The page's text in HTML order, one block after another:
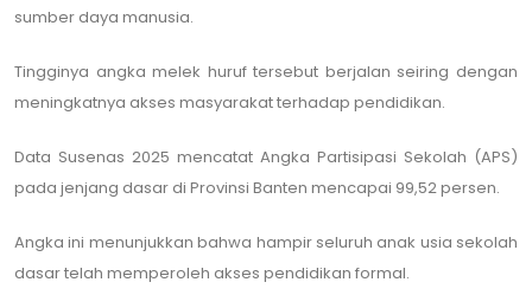
sumber daya manusia.
Tingginya angka melek huruf tersebut berjalan seiring dengan
meningkatnya akses masyarakat terhadap pendidikan.
Data Susenas 2025 mencatat Angka Partisipasi Sekolah (APS)
pada jenjang dasar di Provinsi Banten mencapai 99,52 persen.
Angka ini menunjukkan bahwa hampir seluruh anak usia sekolah
dasar telah memperoleh akses pendidikan formal.